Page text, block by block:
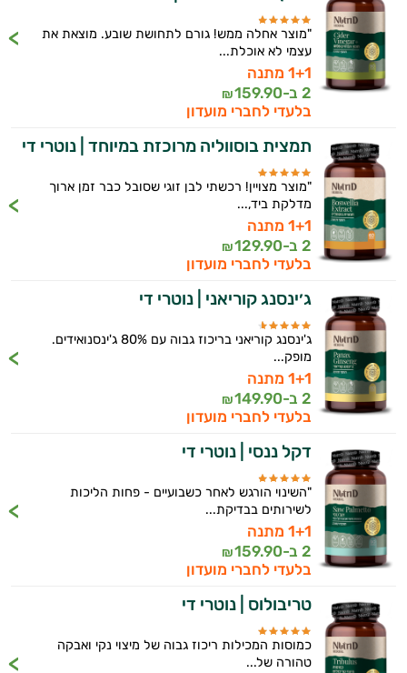
"מוצר אחלה ממש! גורם לתחושת שובע. מוצאת את
עצמי לא אוכלת...
1+1 מתנה
2 ב-
159.90
₪
בלעדי לחברי מועדון
תמצית בוסווליה מרוכזת במיוחד | נוטרי די
"מוצר מצויין! רכשתי לבן זוגי שסובל כבר זמן ארוך
מדלקת ביד,...
1+1 מתנה
2 ב-
129.90
₪
בלעדי לחברי מועדון
ג׳ינסנג קוריאני | נוטרי די
ג'ינסנג קוריאני בריכוז גבוה עם 80% ג'ינסנואידים.
מופק...
1+1 מתנה
2 ב-
149.90
₪
בלעדי לחברי מועדון
דקל ננסי | נוטרי די
"השינוי הורגש לאחר כשבועיים - פחות הליכות
לשירותים בבדיקת...
1+1 מתנה
2 ב-
159.90
₪
בלעדי לחברי מועדון
טריבולוס | נוטרי די
כמוסות המכילות ריכוז גבוה של מיצוי נקי ואבקה
טהורה של...
אני יועץ הבריאות האישי AI של טבע בריא.
התשובות שלי מבוססות על מאגרי מידע קליניים
וספרות מקצועית בתחומי הרפואה הטבעית
ותזונת הספורט.
אני כאן כדי לעזור לך להתאים את תוספי
התזונה ומוצרי הבריאות המדויקים למטרות
ולמצב הגופני שלך, ולהסביר לך אילו רכיבים
עובדים יחד כדי למקסם תוצאות גם בחיי היום
יום וגם בתחום הכושר והספורט.
המטרה שלי היא להתאים עבורך המלצות
זה הזמן להתחיל. איך אוכל לעזור?